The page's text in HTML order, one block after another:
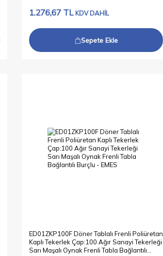
1.276,67 TL KDV DAHİL
Sepete Ekle
ED01ZKP100F Döner Tablalı Frenli Poliüretan
Kaplı Tekerlek Çap:100 Ağır Sanayi Tekerleği
Sarı Maşalı Oynak Frenli Tabla Bağlantılı